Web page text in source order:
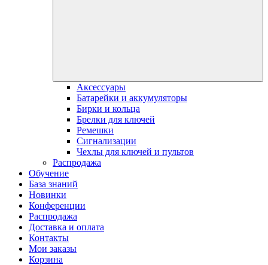
Аксессуары
Батарейки и аккумуляторы
Бирки и кольца
Брелки для ключей
Ремешки
Сигнализации
Чехлы для ключей и пультов
Распродажа
Обучение
База знаний
Новинки
Конференции
Распродажа
Доставка и оплата
Контакты
Мои заказы
Корзина